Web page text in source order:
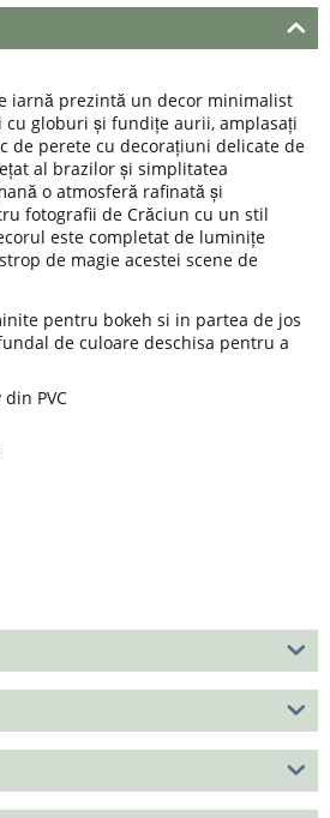
iarnă prezintă un decor minimalist
globuri și fundițe aurii, amplasați
de perete cu decorațiuni delicate de
al brazilor și simplitatea
o atmosferă rafinată și
fotografii de Crăciun cu un stil
este completat de luminițe
de magie acestei scene de
pentru bokeh si in partea de jos
de culoare deschisa pentru a
PVC